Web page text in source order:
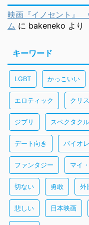
映画『イノセント』
ム に bakeneko より
キーワード
LGBT かっこいい
エロティック クリ
ジブリ スペクタクル
デート向き バイオ
ファンタジー マイ
切ない 勇敢 外
悲しい 日本映画